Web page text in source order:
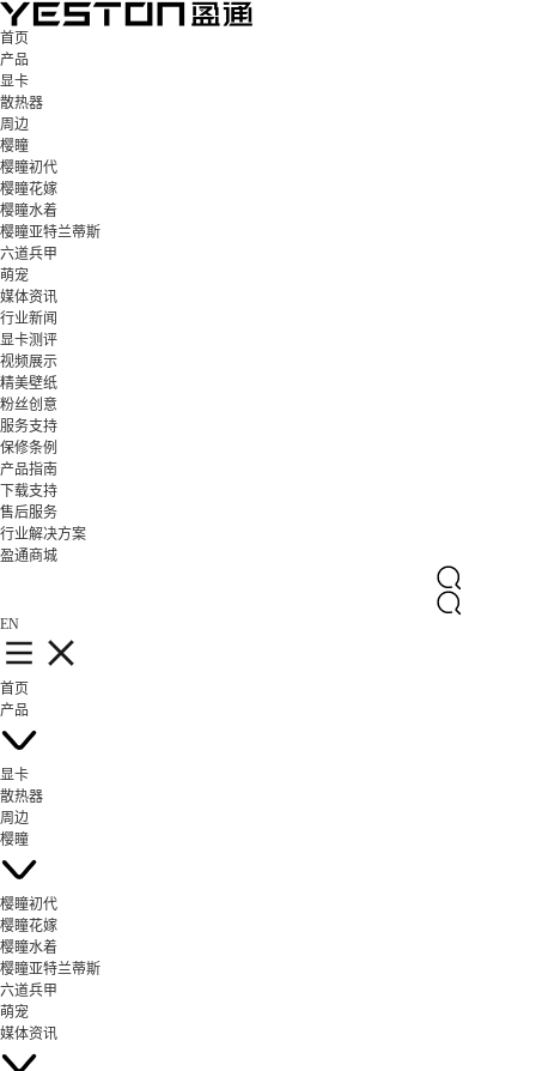
首页
产品
显卡
散热器
周边
樱瞳
樱瞳初代
樱瞳花嫁
樱瞳水着
樱瞳亚特兰蒂斯
六道兵甲
萌宠
媒体资讯
行业新闻
显卡测评
视频展示
精美壁纸
粉丝创意
服务支持
保修条例
产品指南
下载支持
售后服务
行业解决方案
盈通商城
EN
首页
产品
显卡
散热器
周边
樱瞳
樱瞳初代
樱瞳花嫁
樱瞳水着
樱瞳亚特兰蒂斯
六道兵甲
萌宠
媒体资讯